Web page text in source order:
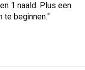
1 naald. Plus een
te beginnen."